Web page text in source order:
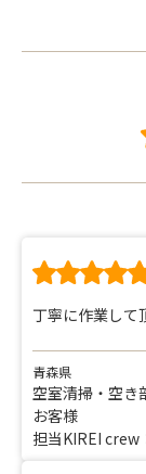
丁寧に作業して
青森県
空室清掃・空き
お客様
担当KIREI